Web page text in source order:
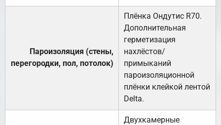
Пароизоляция (стены,
перегородки, пол, потолок)
Плёнка Ондутис R70.
Дополнительная
герметизация
нахлёстов/
примыканий
пароизоляционной
плёнки клейкой лентой
Delta.
Двухкамерные